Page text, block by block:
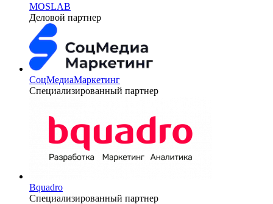
MOSLAB
Деловой партнер
СоцМедиаМаркетинг
Специализированный партнер
Bquadro
Специализированный партнер